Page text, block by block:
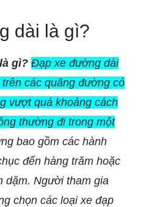
dài là gì?
gì? Đạp xe đường dài
các quãng đường có
vượt quá khoảng cách
thường đi trong một
bao gồm các hành
đến hàng trăm hoặc
dặm. Người tham gia
chọn các loại xe đạp